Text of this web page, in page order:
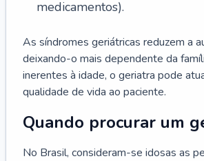
medicamentos).
As síndromes geriátricas reduzem a
deixando-o mais dependente da
inerentes à idade, o geriatra pode
qualidade de vida ao paciente.
Quando procurar um
No Brasil, consideram-se idosas as